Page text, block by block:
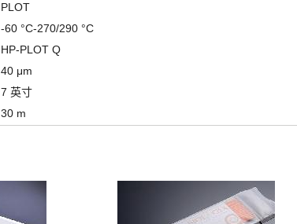
PLOT
-60 °C-270/290 °C
HP-PLOT Q
40 μm
7 英寸
30 m